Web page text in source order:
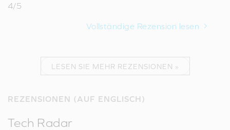
4/5
Vollständige Rezension lesen
LESEN SIE MEHR REZENSIONEN »
REZENSIONEN (AUF ENGLISCH)
Tech Radar